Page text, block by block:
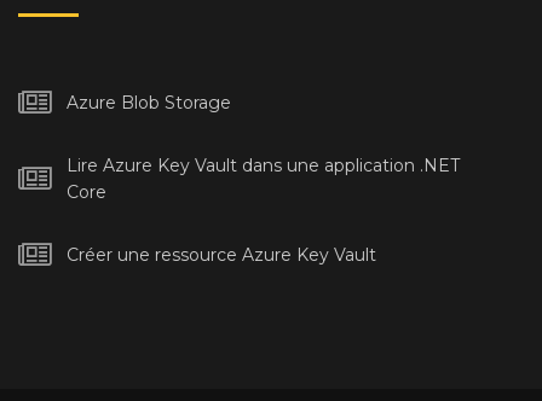
Azure Blob Storage
Lire Azure Key Vault dans une application .NET
Core
Créer une ressource Azure Key Vault